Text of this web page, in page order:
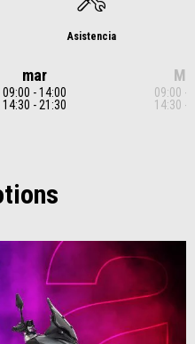
Asistencia
mar
09:00 - 14:00
14:30 - 21:30
09:00 -
14:30 -